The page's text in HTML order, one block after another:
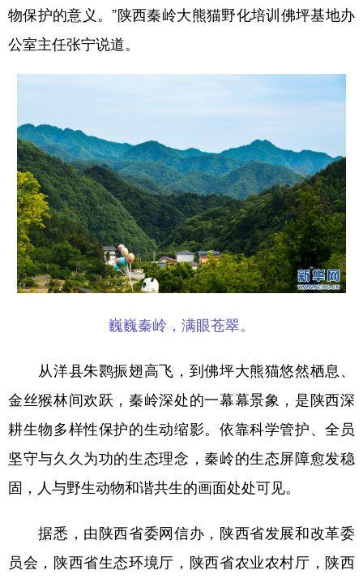
物保护的意义。”陕西秦岭大熊猫野化培训佛坪基地办
公室主任张宁说道。
巍巍秦岭，满眼苍翠。
从洋县朱鹮振翅高飞，到佛坪大熊猫悠然栖息、
金丝猴林间欢跃，秦岭深处的一幕幕景象，是陕西深
耕生物多样性保护的生动缩影。依靠科学管护、全员
坚守与久久为功的生态理念，秦岭的生态屏障愈发稳
固，人与野生动物和谐共生的画面处处可见。
据悉，由陕西省委网信办，陕西省发展和改革委
员会，陕西省生态环境厅，陕西省农业农村厅，陕西